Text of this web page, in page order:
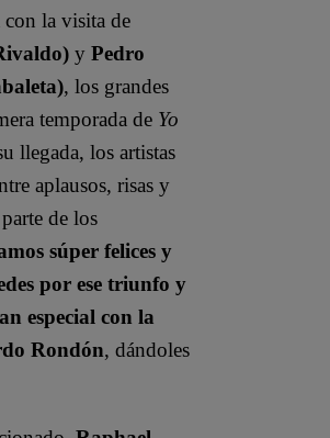
la visita de
y Pedro
, los grandes
temporada de Yo
llegada, los artistas
aplausos, risas y
de los
súper felices y
por ese triunfo y
especial con la
Rondón, dándoles